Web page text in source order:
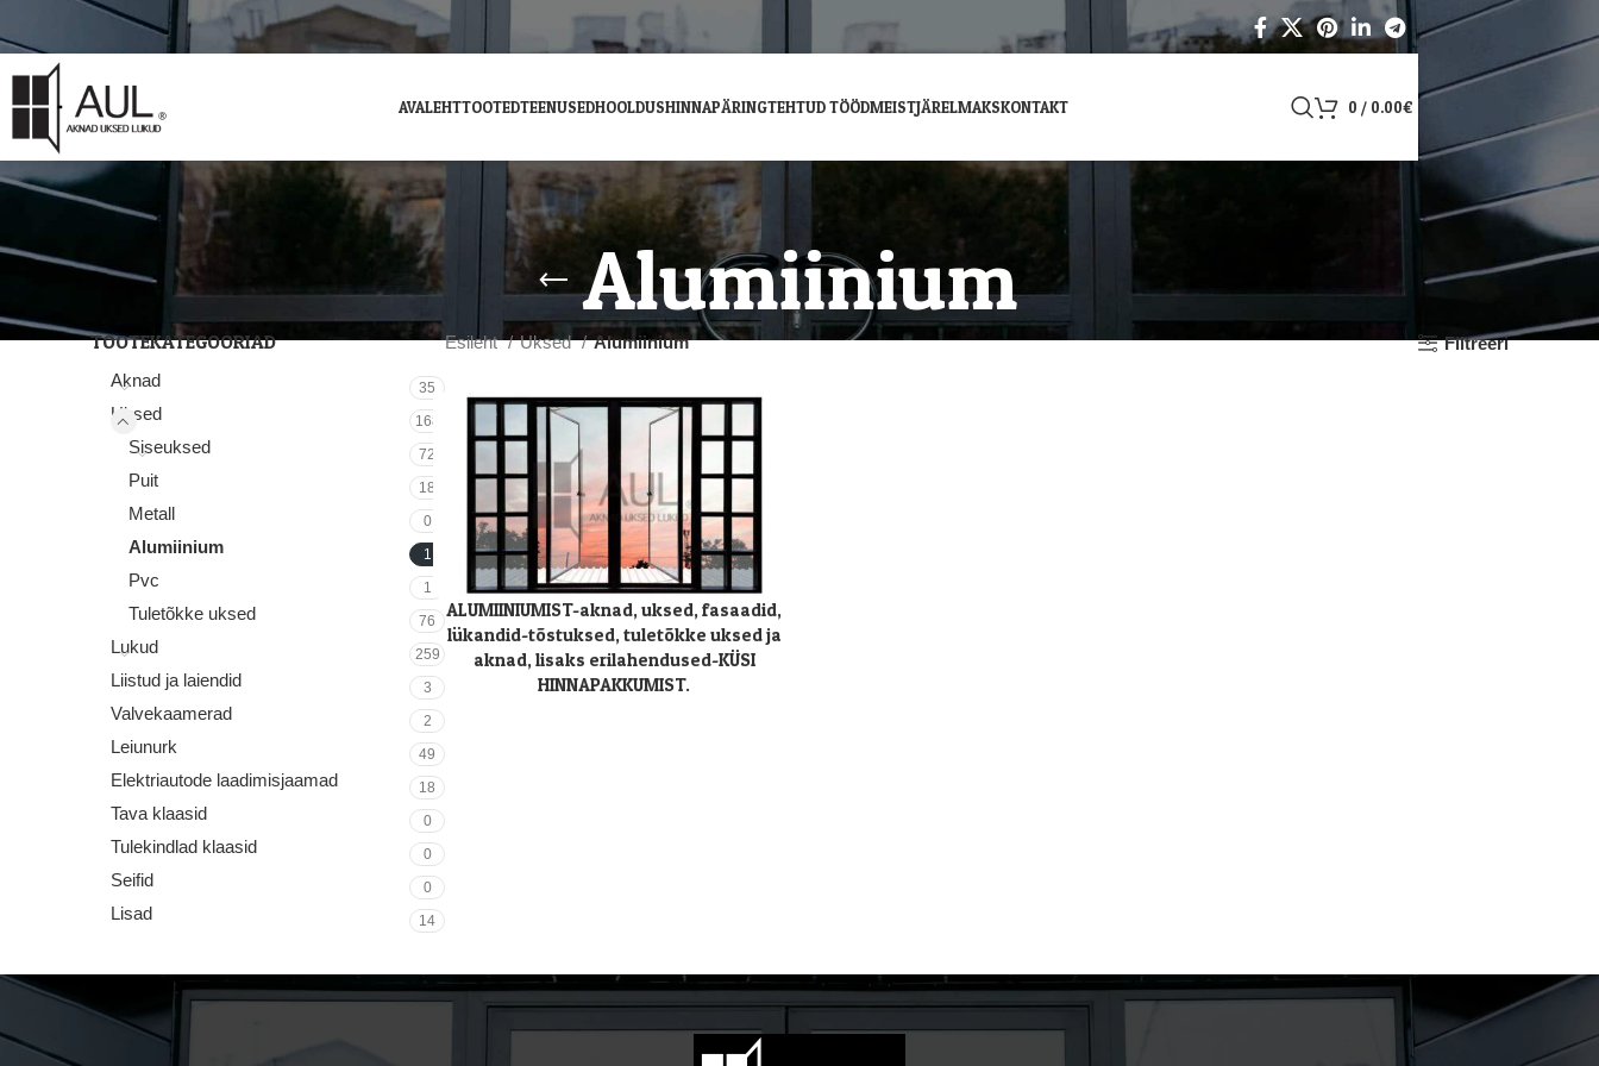
AVALEHTTOOTEDTEENUSEDHOOLDUSHINNAPÄRINGTEHTUD TÖÖDMEISTJÄRELMAKSKONTAKT 0 / 0.00€
Alumiinium
TOOTEKATEGOORIAD
Aknad 35
Uksed 168
Siseuksed 72
Puit 18
Metall 0
Alumiinium 1
Pvc 1
Tuletõkke uksed 76
Lukud 259
Liistud ja laiendid 3
Valvekaamerad 2
Leiunurk 49
Elektriautode laadimisjaamad 18
Tava klaasid 0
Tulekindlad klaasid 0
Seifid 0
Lisad 14
Esileht Uksed Alumiinium Filtreeri
LOE EDASI
ALUMIINIUMIST-aknad, uksed, fasaadid,
lükandid-tõstuksed, tuletõkke uksed ja
aknad, lisaks erilahendused-KÜSI
HINNAPAKKUMIST.